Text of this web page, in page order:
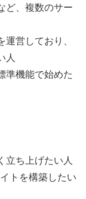
ど、複数のサー
営しており、
人
準機能で始めた
立ち上げたい人
トを構築したい